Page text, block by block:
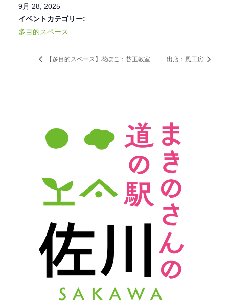
9月 28, 2025
イベントカテゴリー:
多目的スペース
【多目的スペース】花ぽこ：苔玉教室 出店：風工房